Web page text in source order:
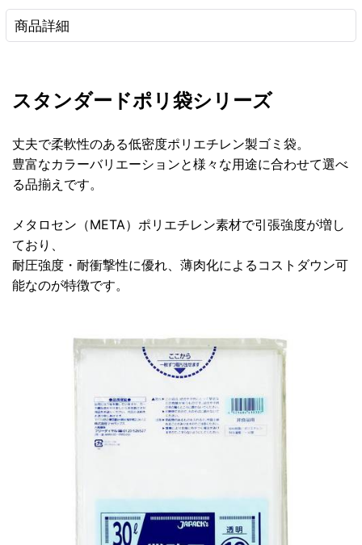
商品詳細
スタンダードポリ袋シリーズ
丈夫で柔軟性のある低密度ポリエチレン製ゴミ袋。
豊富なカラーバリエーションと様々な用途に合わせて選べ
る品揃えです。
メタロセン（META）ポリエチレン素材で引張強度が増し
ており、
耐圧強度・耐衝撃性に優れ、薄肉化によるコストダウン可
能なのが特徴です。